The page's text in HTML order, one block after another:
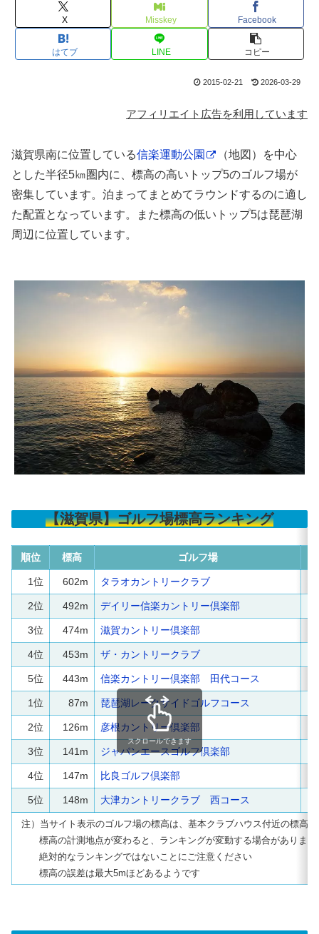
X Misskey Facebook
はてブ LINE コピー
2015-02-21 2026-03-29
アフィリエイト広告を利用しています
滋賀県南に位置している信楽運動公園
（地図）を中心
とした半径5㎞圏内に、標高の高いトップ5のゴルフ場が
密集しています。泊まってまとめてラウンドするのに適し
た配置となっています。また標高の低いトップ5は琵琶湖
周辺に位置しています。
【滋賀県】ゴルフ場標高ランキング
順位 標高 ゴルフ場
1位 602m タラオカントリークラブ
2位 492m デイリー信楽カントリー倶楽部
3位 474m 滋賀カントリー倶楽部
4位 453m ザ・カントリークラブ
5位 443m 信楽カントリー倶楽部 田代コース
1位 87m 琵琶湖レークサイドゴルフコース
2位 126m 彦根カントリー倶楽部
3位 141m ジャパンエースゴルフ倶楽部
4位 147m 比良ゴルフ倶楽部
5位 148m 大津カントリークラブ 西コース
注）当サイト表示のゴルフ場の標高は、基本クラブハウス付近の標高
標高の計測地点が変わると、ランキングが変動する場合がありま
絶対的なランキングではないことにご注意ください
標高の誤差は最大5mほどあるようです
スクロールできます